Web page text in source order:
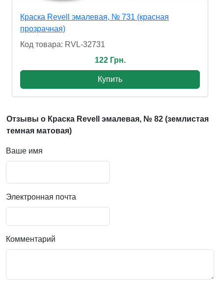
Краска Revell эмалевая, № 731 (красная
прозрачная)
Код товара: RVL-32731
122 Грн.
Купить
Отзывы о Краска Revell эмалевая, № 82 (землистая
темная матовая)
Ваше имя
Электронная почта
Комментарий